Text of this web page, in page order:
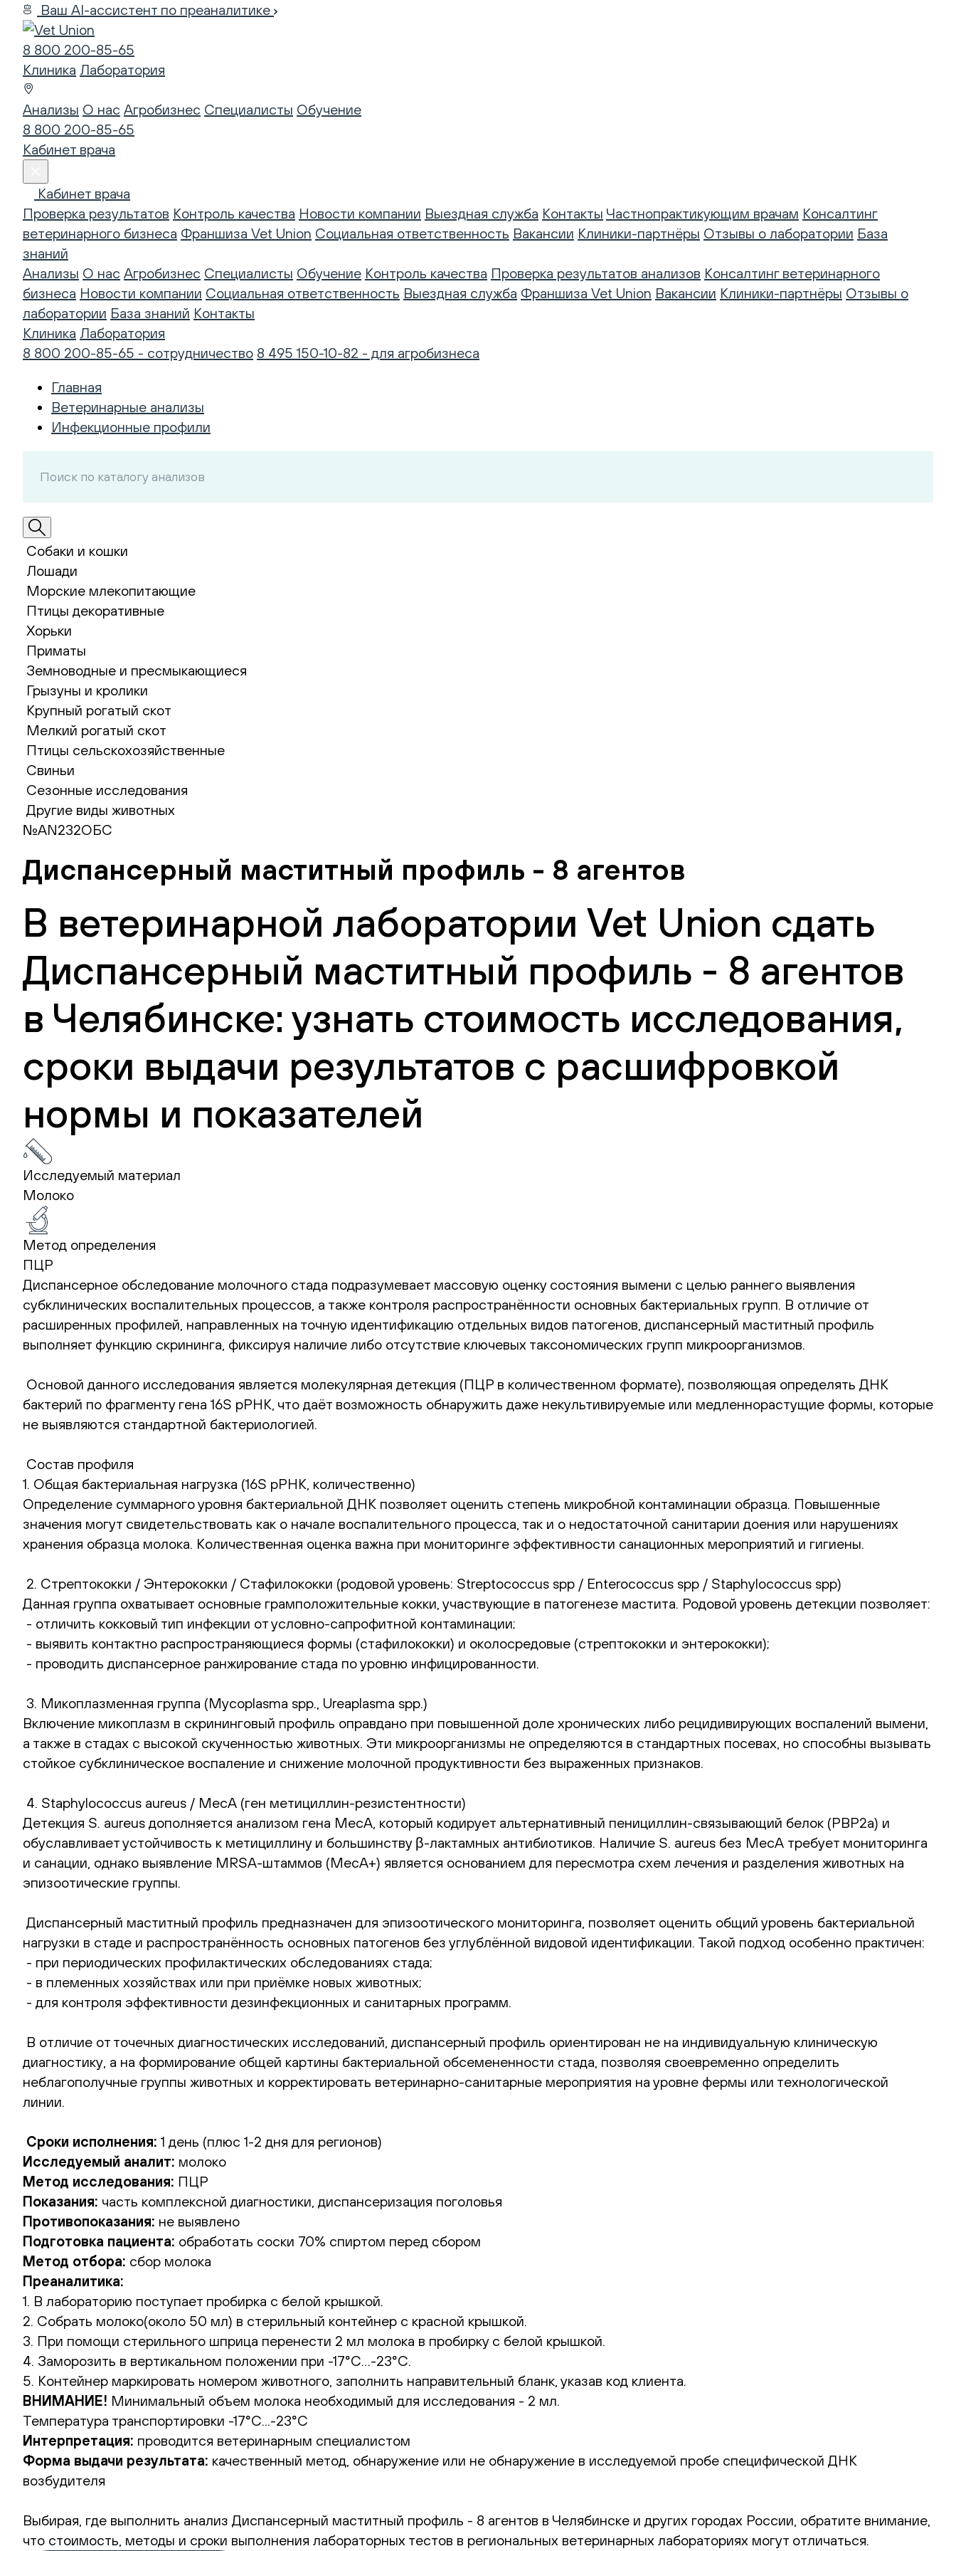
Ваш AI-ассистент по преаналитике
8 800 200-85-65
Клиника Лаборатория
Анализы О нас Агробизнес Специалисты Обучение
8 800 200-85-65
Кабинет врача
Кабинет врача
Проверка результатов Контроль качества Новости компании Выездная служба Контакты Частнопрактикующим врачам Консалтинг
ветеринарного бизнеса Франшиза Vet Union Социальная ответственность Вакансии Клиники-партнёры Отзывы о лаборатории База
знаний
Анализы О нас Агробизнес Специалисты Обучение Контроль качества Проверка результатов анализов Консалтинг ветеринарного
бизнеса Новости компании Социальная ответственность Выездная служба Франшиза Vet Union Вакансии Клиники-партнёры Отзывы о
лаборатории База знаний Контакты
Клиника Лаборатория
8 800 200-85-65 - сотрудничество 8 495 150-10-82 - для агробизнеса
Главная
Ветеринарные анализы
Инфекционные профили
Собаки и кошки
Лошади
Морские млекопитающие
Птицы декоративные
Хорьки
Приматы
Земноводные и пресмыкающиеся
Грызуны и кролики
Крупный рогатый скот
Мелкий рогатый скот
Птицы сельскохозяйственные
Свиньи
Сезонные исследования
Другие виды животных
№AN232ОБС
Диспансерный маститный профиль - 8 агентов
В ветеринарной лаборатории Vet Union сдать
Диспансерный маститный профиль - 8 агентов
в Челябинске: узнать стоимость исследования,
сроки выдачи результатов с расшифровкой
нормы и показателей
Исследуемый материал
Молоко
Метод определения
ПЦР
Диспансерное обследование молочного стада подразумевает массовую оценку состояния вымени с целью раннего выявления
субклинических воспалительных процессов, а также контроля распространённости основных бактериальных групп. В отличие от
расширенных профилей, направленных на точную идентификацию отдельных видов патогенов, диспансерный маститный профиль
выполняет функцию скрининга, фиксируя наличие либо отсутствие ключевых таксономических групп микроорганизмов.
Основой данного исследования является молекулярная детекция (ПЦР в количественном формате), позволяющая определять ДНК
бактерий по фрагменту гена 16S рРНК, что даёт возможность обнаружить даже некультивируемые или медленнорастущие формы, которые
не выявляются стандартной бактериологией.
Состав профиля
1. Общая бактериальная нагрузка (16S рРНК, количественно)
Определение суммарного уровня бактериальной ДНК позволяет оценить степень микробной контаминации образца. Повышенные
значения могут свидетельствовать как о начале воспалительного процесса, так и о недостаточной санитарии доения или нарушениях
хранения образца молока. Количественная оценка важна при мониторинге эффективности санационных мероприятий и гигиены.
2. Стрептококки / Энтерококки / Стафилококки (родовой уровень: Streptococcus spp / Enterococcus spp / Staphylococcus spp)
Данная группа охватывает основные грамположительные кокки, участвующие в патогенезе мастита. Родовой уровень детекции позволяет:
- отличить кокковый тип инфекции от условно-сапрофитной контаминации;
- выявить контактно распространяющиеся формы (стафилококки) и околосредовые (стрептококки и энтерококки);
- проводить диспансерное ранжирование стада по уровню инфицированности.
3. Микоплазменная группа (Mycoplasma spp., Ureaplasma spp.)
Включение микоплазм в скрининговый профиль оправдано при повышенной доле хронических либо рецидивирующих воспалений вымени,
а также в стадах с высокой скученностью животных. Эти микроорганизмы не определяются в стандартных посевах, но способны вызывать
стойкое субклиническое воспаление и снижение молочной продуктивности без выраженных признаков.
4. Staphylococcus aureus / MecA (ген метициллин-резистентности)
Детекция S. aureus дополняется анализом гена MecA, который кодирует альтернативный пенициллин-связывающий белок (PBP2a) и
обуславливает устойчивость к метициллину и большинству β-лактамных антибиотиков. Наличие S. aureus без MecA требует мониторинга
и санации, однако выявление MRSA-штаммов (MecA+) является основанием для пересмотра схем лечения и разделения животных на
эпизоотические группы.
Диспансерный маститный профиль предназначен для эпизоотического мониторинга, позволяет оценить общий уровень бактериальной
нагрузки в стаде и распространённость основных патогенов без углублённой видовой идентификации. Такой подход особенно практичен:
- при периодических профилактических обследованиях стада;
- в племенных хозяйствах или при приёмке новых животных;
- для контроля эффективности дезинфекционных и санитарных программ.
В отличие от точечных диагностических исследований, диспансерный профиль ориентирован не на индивидуальную клиническую
диагностику, а на формирование общей картины бактериальной обсемененности стада, позволяя своевременно определить
неблагополучные группы животных и корректировать ветеринарно-санитарные мероприятия на уровне фермы или технологической
линии.
Сроки исполнения: 1 день (плюс 1-2 дня для регионов)
Исследуемый аналит: молоко
Метод исследования: ПЦР
Показания: часть комплексной диагностики, диспансеризация поголовья
Противопоказания: не выявлено
Подготовка пациента: обработать соски 70% спиртом перед сбором
Метод отбора: сбор молока
Преаналитика:
1. В лабораторию поступает пробирка с белой крышкой.
2. Собрать молоко(около 50 мл) в стерильный контейнер с красной крышкой.
3. При помощи стерильного шприца перенести 2 мл молока в пробирку с белой крышкой.
4. Заморозить в вертикальном положении при -17°С…-23°С.
5. Контейнер маркировать номером животного, заполнить направительный бланк, указав код клиента.
ВНИМАНИЕ! Минимальный объем молока необходимый для исследования - 2 мл.
Температура транспортировки -17°С...-23°С
Интерпретация: проводится ветеринарным специалистом
Форма выдачи результата: качественный метод, обнаружение или не обнаружение в исследуемой пробе специфической ДНК
возбудителя
Выбирая, где выполнить анализ Диспансерный маститный профиль - 8 агентов в Челябинске и других городах России, обратите внимание,
что стоимость, методы и сроки выполнения лабораторных тестов в региональных ветеринарных лабораториях могут отличаться.